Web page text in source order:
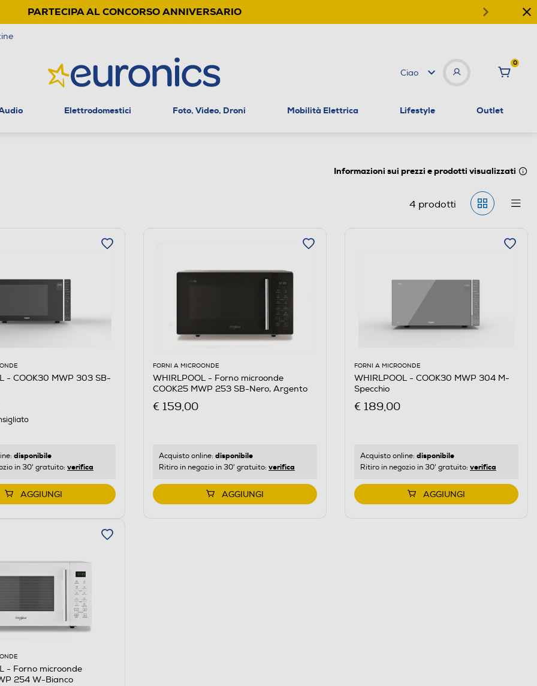
PARTECIPA AL CONCORSO ANNIVERSARIO
Ciao
0
Elettrodomestici Foto, Video, Droni Mobilità Elettrica Lifestyle Outlet
Informazioni sui prezzi e prodotti visualizzati
4 prodotti
- COOK30 MWP 303 SB-
disponibile
in 30' gratuito: verifica
AGGIUNGI
FORNI A MICROONDE
WHIRLPOOL - Forno microonde
COOK25 MWP 253 SB-Nero, Argento
€ 159,00
Acquisto online: disponibile
Ritiro in negozio in 30' gratuito: verifica
AGGIUNGI
FORNI A MICROONDE
WHIRLPOOL - COOK30 MWP 304 M-
Specchio
€ 189,00
Acquisto online: disponibile
Ritiro in negozio in 30' gratuito: verifica
AGGIUNGI
- Forno microonde
254 W-Bianco